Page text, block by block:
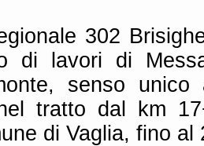
302
di lavori di
senso unico
tratto dal km
di Vaglia, fino al